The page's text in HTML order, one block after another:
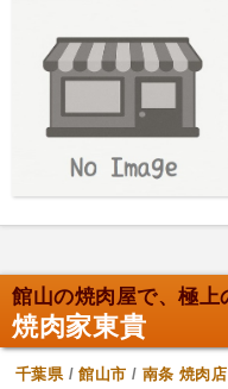
館山の焼肉屋で、極上
焼肉家東貴
千葉県/館山市 / 南条 焼肉店